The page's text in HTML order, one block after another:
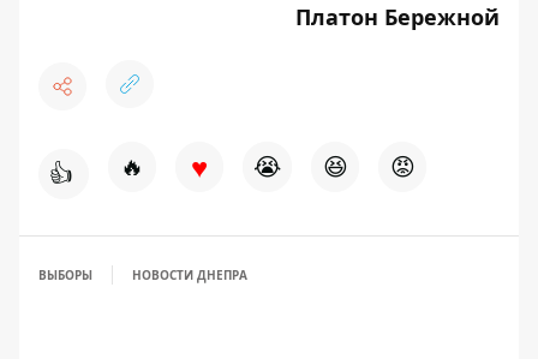
Платон Бережной
👍 🔥 ♥ 😭 😆 😡
ВЫБОРЫ НОВОСТИ ДНЕПРА